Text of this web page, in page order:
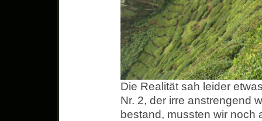
Die Realität sah leider
Nr. 2, der irre anstrengend
bestand, mussten wir noch